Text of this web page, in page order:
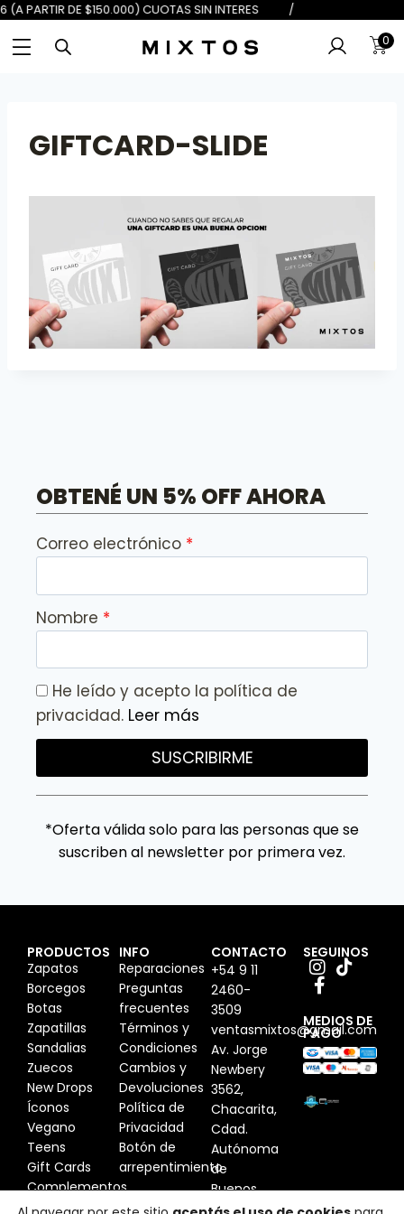
$100.000) 6 (A PARTIR DE
0
GIFTCARD-SLIDE
OBTENÉ UN 5% OFF AHORA
Correo electrónico
Nombre
He leído y acepto la política de
privacidad. Leer más
SUSCRIBIRME
*Oferta válida solo para las personas que se
suscriben al newsletter por primera vez.
PRODUCTOS
Zapatos
Borcegos
Botas
Zapatillas
Sandalias
Zuecos
New Drops
Íconos
Vegano
Teens
Gift Cards
Complementos
INFO
Reparaciones
Preguntas
frecuentes
Términos y
Condiciones
Cambios y
Devoluciones
Política de
Privacidad
Botón de
arrepentimiento
CONTACTO
+54 9 11
2460-
3509
ventasmixtos@gmail.com
Av. Jorge
Newbery
3562,
Chacarita,
Cdad.
Autónoma
de
Buenos
Aires,
SEGUINOS
MEDIOS DE
PAGO